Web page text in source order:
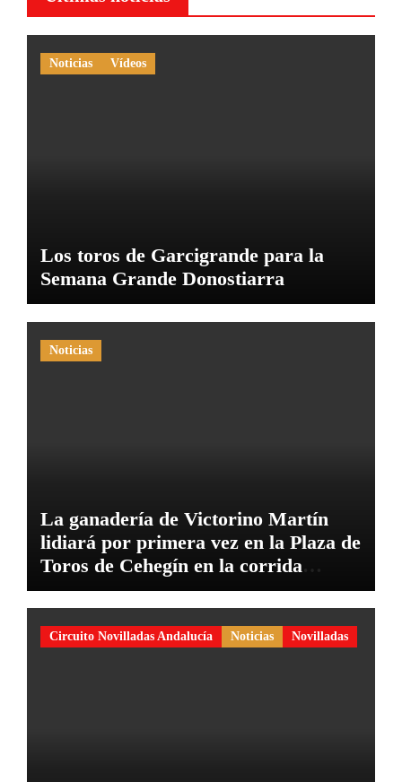
Noticias Vídeos
Los toros de Garcigrande para la
Semana Grande Donostiarra
Noticias
La ganadería de Victorino Martín
lidiará por primera vez en la Plaza de
Toros de Cehegín en la corrida
conmemorativa de su 125 aniversario
Circuito Novilladas Andalucía Noticias Novilladas